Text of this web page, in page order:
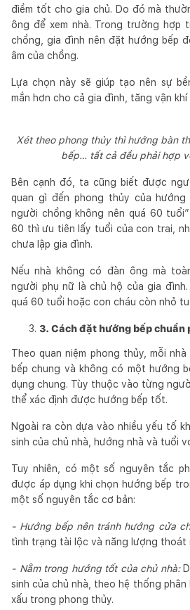
điềm tốt cho gia chủ. Do đó mà
ông để xem nhà. Trong trường hợp
chồng, gia đình nên đặt hướng bếp
âm của chồng.
Lựa chọn này sẽ giúp tạo nên sự
mắn hơn cho cả gia đình, tăng vận
Xét theo phong thủy thì hướng bàn
bếp… tất cả đều phải hợp
Bên cạnh đó, ta cũng biết được
quan gì đến phong thủy của
người chồng không nên quá 60
60 thì ưu tiên lấy tuổi của con trai,
chưa lập gia đình.
Nếu nhà không có đàn ông mà
người phụ nữ là chủ hộ của gia
quá 60 tuổi hoặc con cháu còn nhỏ
3. Cách đặt hướng bếp chuẩn
Theo quan niệm phong thủy, mỗi
bếp chung và không có một hướng
dụng chung. Tùy thuộc vào từng
thể xác định được hướng bếp tốt.
Ngoài ra còn dựa vào nhiều yếu tố
sinh của chủ nhà, hướng nhà và tuổi
Tuy nhiên, có một số nguyên tắc
được áp dụng khi chọn hướng bếp
một số nguyên tắc cơ bản:
- Hướng bếp nên tránh hướng cửa
tình trạng tài lộc và năng lượng thoát
- Nằm trong hướng tốt của chủ nhà:
sinh của chủ nhà, theo hệ thống
xấu trong phong thủy.